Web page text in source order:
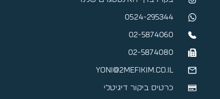
0524-295344
02-5874060
02-5874080
yoni@2mefikim.co.il
כרטיס ביקור דיגיטלי